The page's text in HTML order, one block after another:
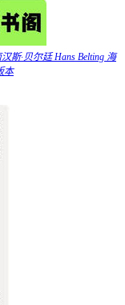
斯·贝尔廷 Hans Belting 海
本